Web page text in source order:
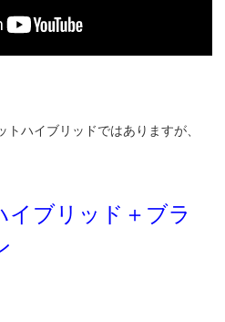
ハイブリッドではありますが、
イブリッド＋ブラ